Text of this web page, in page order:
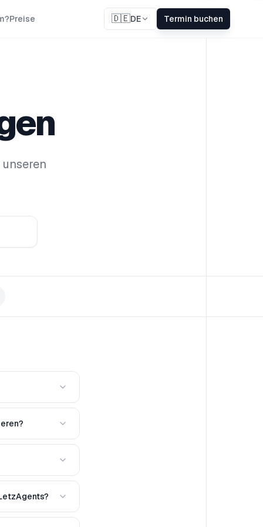
Preise 🇩🇪DE Termin buchen